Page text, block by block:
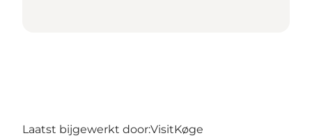
Laatst bijgewerkt door:VisitKøge